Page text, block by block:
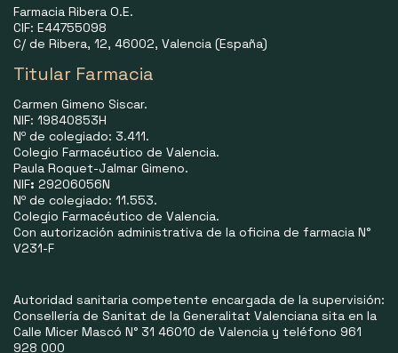
Farmacia Ribera O.E.
CIF: E44755098
C/ de Ribera, 12, 46002, Valencia (España)
Titular Farmacia
Carmen Gimeno Siscar.
NIF: 19840853H
Nº de colegiado: 3.411.
Colegio Farmacéutico de Valencia.
Paula Roquet-Jalmar Gimeno.
NIF: 29206056N
Nº de colegiado: 11.553.
Colegio Farmacéutico de Valencia.
Con autorización administrativa de la oficina de farmacia N°
V231-F
Autoridad sanitaria competente encargada de la supervisión:
Consellería de Sanitat de la Generalitat Valenciana sita en la
Calle Micer Mascó N° 31 46010 de Valencia y teléfono 961
928 000